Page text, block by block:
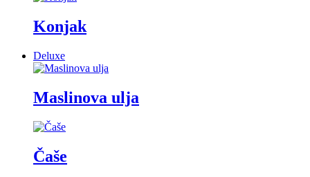
Konjak
Deluxe
Maslinova ulja
Čaše